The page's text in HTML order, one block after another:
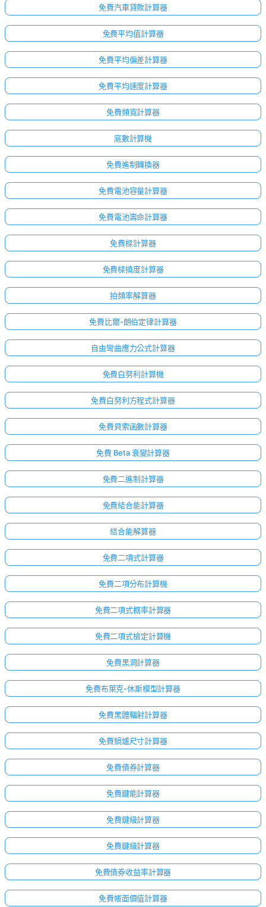
登
免費汽車貸款計算器
免費平均值計算器
免費平均偏差計算器
免費平均速度計算器
免費頻寬計算器
底數計算機
免費進制轉換器
免費電池容量計算器
免費電池壽命計算器
免費樑計算器
免費樑撓度計算器
拍頻率解算器
免費比爾-朗伯定律計算器
自由彎曲應力公式計算器
免費白努利計算機
免費白努利方程式計算器
免費貝索函數計算器
免費 Beta 衰變計算器
免費二進制計算器
免費結合能計算器
結合能解算器
免費二項式計算器
免費二項分布計算機
免費二項式概率計算器
免費二項式檢定計算機
免費黑洞計算器
免費布萊克-休斯模型計算器
免費黑體輻射計算器
免費鍋爐尺寸計算器
免費債券計算器
免費鍵能計算器
免費鍵級計算器
免費鍵級計算器
免費債券收益率計算器
免費帳面價值計算器